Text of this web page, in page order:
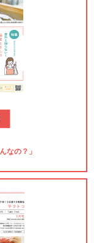
なの？」